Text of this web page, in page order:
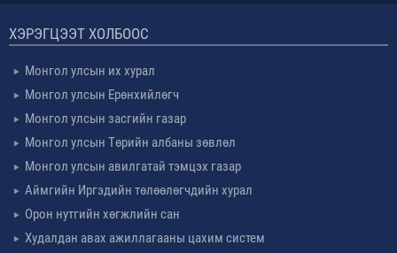
ХЭРЭГЦЭЭТ ХОЛБООС
Монгол улсын их хурал
Монгол улсын Ерөнхийлөгч
Монгол улсын засгийн газар
Монгол улсын Төрийн албаны зөвлөл
Монгол улсын авилгатай тэмцэх газар
Аймгийн Иргэдийн төлөөлөгчдийн хурал
Орон нутгийн хөгжлийн сан
Худалдан авах ажиллагааны цахим систем